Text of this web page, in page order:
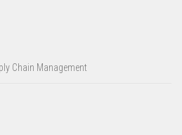
Chain Management